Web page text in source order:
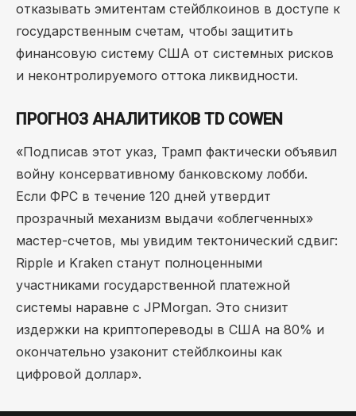
отказывать эмитентам стейблкоинов в доступе к
государственным счетам, чтобы защитить
финансовую систему США от системных рисков
и неконтролируемого оттока ликвидности.
ПРОГНОЗ АНАЛИТИКОВ TD COWEN
«Подписав этот указ, Трамп фактически объявил
войну консервативному банковскому лобби.
Если ФРС в течение 120 дней утвердит
прозрачный механизм выдачи «облегченных»
мастер-счетов, мы увидим тектонический сдвиг:
Ripple и Kraken станут полноценными
участниками государственной платежной
системы наравне с JPMorgan. Это снизит
издержки на криптопереводы в США на 80% и
окончательно узаконит стейблкоины как
цифровой доллар».